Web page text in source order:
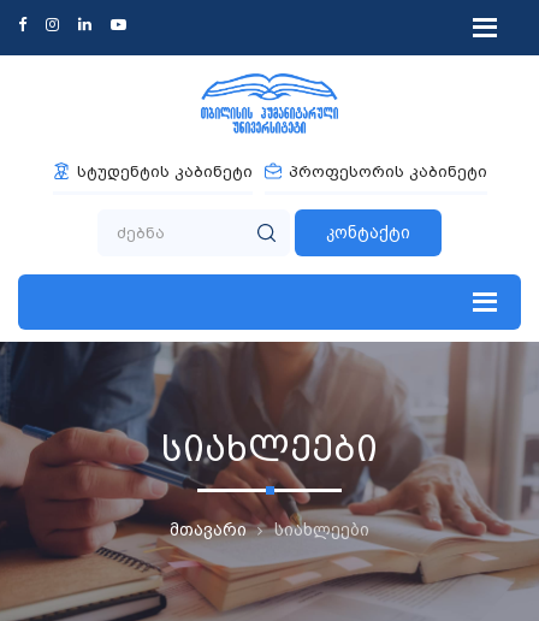
სტუდენტის კაბინეტი პროფესორის კაბინეტი
კონტაქტი
სიახლეები
მთავარი სიახლეები